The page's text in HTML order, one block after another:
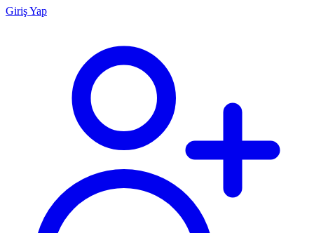
Giriş Yap